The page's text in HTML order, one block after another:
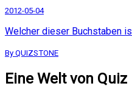
2012-05-04
Welcher dieser Buchstaben
By QUIZSTONE
Eine Welt von Quiz